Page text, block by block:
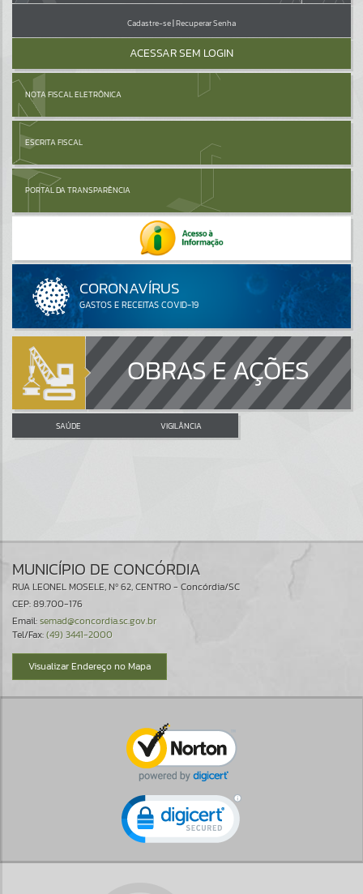
Por favor, aguarde...
Cadastre-se|Recuperar Senha
ACESSAR SEM LOGIN
NOTA FISCAL ELETRÔNICA
ESCRITA FISCAL
PORTAL DA TRANSPARÊNCIA
OBRAS E AÇÕES
SAÚDE VIGILÂNCIA
MUNICÍPIO DE CONCÓRDIA
RUA LEONEL MOSELE, Nº 62, CENTRO - Concórdia/SC
CEP: 89.700-176
Email:semad@concordia.sc.gov.br
Tel/Fax:(49) 3441-2000
Visualizar Endereço no Mapa